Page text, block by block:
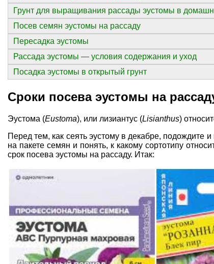
Грунт для выращивания рассады эустомы в
Посев семян эустомы на рассаду
Пересадка эустомы
Рассада эустомы — условия содержания и уход
Посадка эустомы в открытый грунт
Сроки посева эустомы на
Эустома (Eustoma), или лизиантус (Lisianthus)
Перед тем, как сеять эустому в декабре, подождите
на пакете семян и понять, к какому сортотипу
срок посева эустомы на рассаду. Итак: